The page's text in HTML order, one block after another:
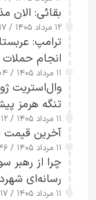
بقائی: الان
۱۲ مرداد ۱۴۰۵ / ۰۸:۱۷
ترامپ:
انجام
۱۱ مرداد ۱۴۰۵ / ۱۹:۰۴
وال‌استریت
تنگه هرمز
۱۱ مرداد ۱۴۰۵ / ۱۶:۱۲
آخرین قیمت طلا،
۱۱ مرداد ۱۴۰۵ / ۱۰:۴۶
چرا از رهبر
رسانه‌ای
جاسوسی
۱۱ مرداد ۱۴۰۵ / ۰۹:۱۷